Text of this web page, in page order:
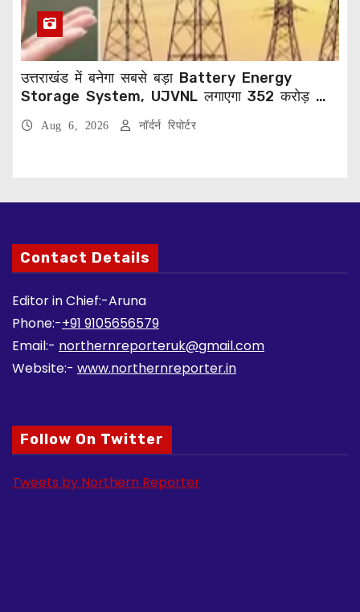
उत्तराखंड में बनेगा सबसे बड़ा Battery Energy
Storage System, UJVNL लगाएगा 352 करोड़ का
प्रोजेक्ट
Aug 6, 2026 नॉर्दर्न रिपोर्टर
Contact Details
Editor in Chief:-Aruna
Phone:-+91 9105656579
Email:- northernreporteruk@gmail.com
Website:- www.northernreporter.in
Follow On Twitter
Tweets by Northern Reporter